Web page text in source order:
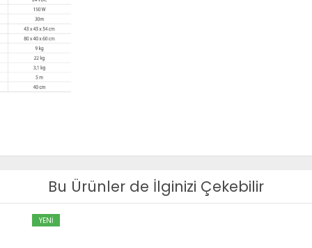
Bu Ürünler de İlginizi Çekebilir
YENİ